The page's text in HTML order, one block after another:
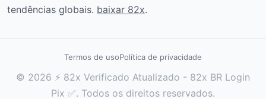
tendências globais. baixar 82x.
Termos de usoPolítica de privacidade
© 2026 ⚡ 82x Verificado Atualizado - 82x BR Login
Pix ✅. Todos os direitos reservados.